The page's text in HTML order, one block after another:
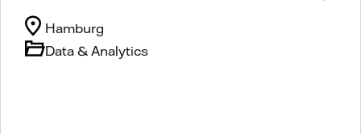
Data & Analytics
Hamburg